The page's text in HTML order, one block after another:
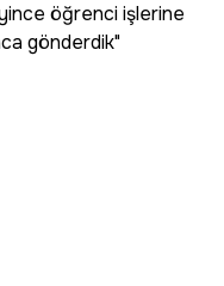
öğrenci işlerine
gönderdik"